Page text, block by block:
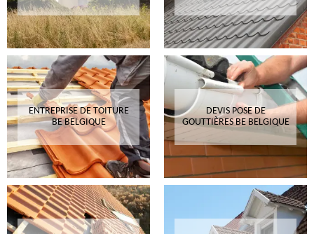
ENTREPRISE DE TOITURE
BE BELGIQUE
DEVIS POSE DE
GOUTTIÈRES BE BELGIQUE